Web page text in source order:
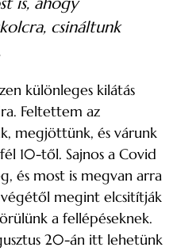
csináltunk
különleges kilátás
Feltettem az
megjöttünk, és várunk
10-től. Sajnos a Covid
és most is megvan arra
megint elcsitítják
a fellépéseknek.
20-án itt lehetünk